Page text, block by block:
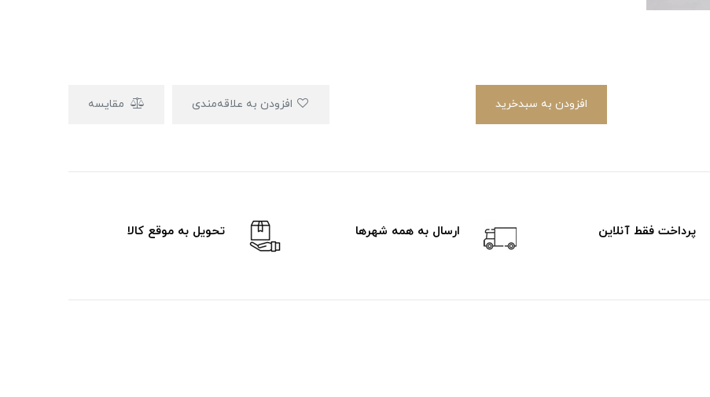
افزودن به سبدخرید مقایسه
پرداخت فقط آنلاین ارسال به همه شهرها تحویل به موقع کالا